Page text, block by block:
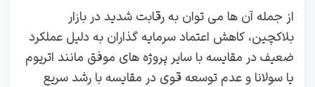
از جمله آن‌ ها می‌ توان به رقابت شدید در بازار
بلاکچین، کاهش اعتماد سرمایه‌ گذاران به دلیل عملکرد
ضعیف در مقایسه با سایر پروژه‌ های موفق مانند اتریوم
یا سولانا و عدم توسعه قوی در مقایسه با رشد سریع